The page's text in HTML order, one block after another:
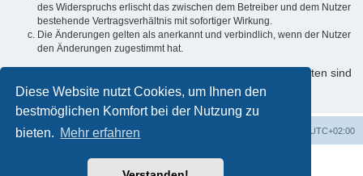
Diese Website nutzt Cookies, um Ihnen den
bestmöglichen Komfort bei der Nutzung zu
bieten. Mehr erfahren
des Widerspruchs erlischt das zwischen dem Betreiber und dem Nutzer
bestehende Vertragsverhältnis mit sofortiger Wirkung.
Die Änderungen gelten als anerkannt und verbindlich, wenn der Nutzer
den Änderungen zugestimmt hat.
Informationen über den Umgang mit Ihren persönlichen Daten sind
in der Datenschutzerklärung enthalten.
Startseite Foren-Übersicht UTC+02:00
Powered byphpBB® Forum Software © phpBB Limited
Deutsche Übersetzung durch